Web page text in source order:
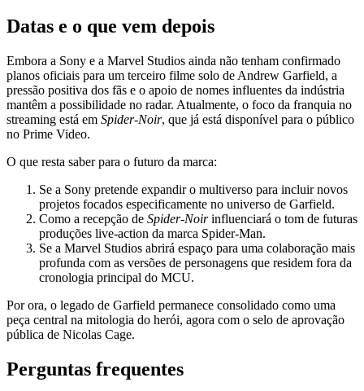
Datas e o que vem depois
Embora a Sony e a Marvel Studios ainda não tenham confirmado
planos oficiais para um terceiro filme solo de Andrew Garfield, a
pressão positiva dos fãs e o apoio de nomes influentes da indústria
mantêm a possibilidade no radar. Atualmente, o foco da franquia no
streaming está em Spider-Noir, que já está disponível para o público
no Prime Video.
O que resta saber para o futuro da marca:
Se a Sony pretende expandir o multiverso para incluir novos
projetos focados especificamente no universo de Garfield.
Como a recepção de Spider-Noirinfluenciará o tom de futuras
produções live-action da marca Spider-Man.
Se a Marvel Studios abrirá espaço para uma colaboração mais
profunda com as versões de personagens que residem fora da
cronologia principal do MCU.
Por ora, o legado de Garfield permanece consolidado como uma
peça central na mitologia do herói, agora com o selo de aprovação
pública de Nicolas Cage.
Perguntas frequentes